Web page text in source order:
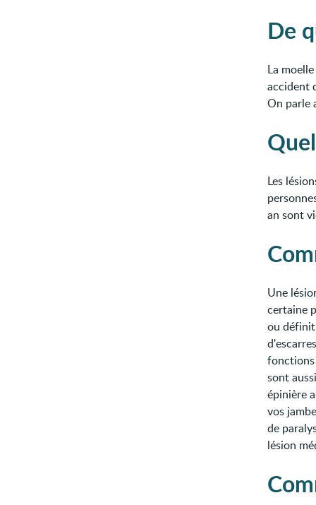
De
La
accident
On parle
Les
an sont
Une
certaine
ou
fonctions
sont
épinière
vos
de
lésion